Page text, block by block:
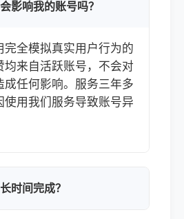
影响我的账号吗？
完全模拟真实用户行为的
均来自活跃账号，不会对
成任何影响。服务三年多
使用我们服务导致账号异
时间完成？